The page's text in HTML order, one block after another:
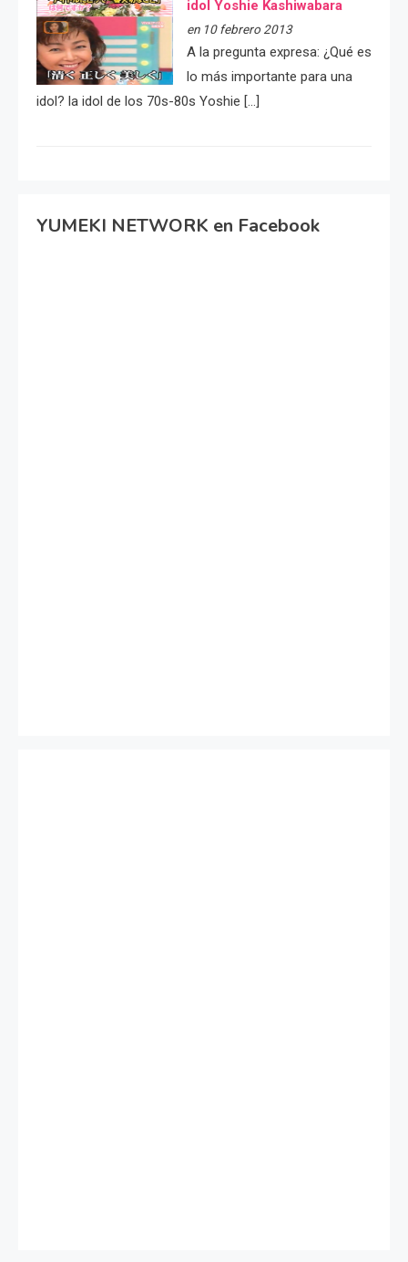
idol Yoshie Kashiwabara
en 10 febrero 2013
A la pregunta expresa: ¿Qué es
lo más importante para una
idol? la idol de los 70s-80s Yoshie […]
YUMEKI NETWORK en Facebook